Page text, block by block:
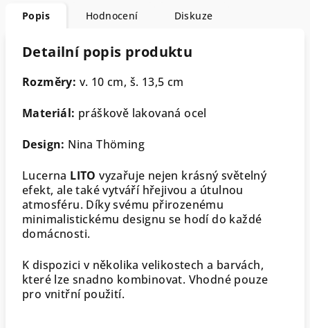
Popis Hodnocení Diskuze
Detailní popis produktu
Rozměry: v. 10 cm, š. 13,5 cm
Materiál: práškově lakovaná ocel
Design: Nina Thöming
Lucerna LITO vyzařuje nejen krásný světelný
efekt, ale také vytváří hřejivou a útulnou
atmosféru. Díky svému přirozenému
minimalistickému designu se hodí do každé
domácnosti.
K dispozici v několika velikostech a barvách,
které lze snadno kombinovat. Vhodné pouze
pro vnitřní použití.